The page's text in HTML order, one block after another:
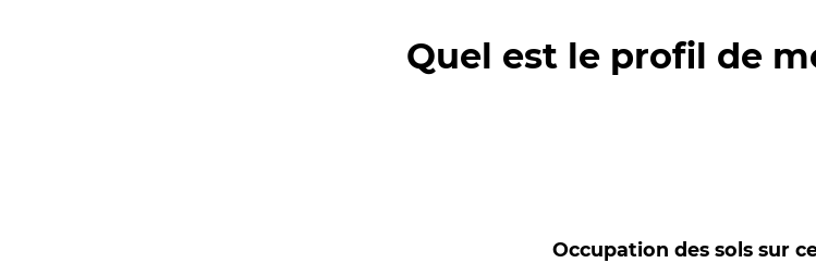
Quel est le profil de
Occupation des sols sur